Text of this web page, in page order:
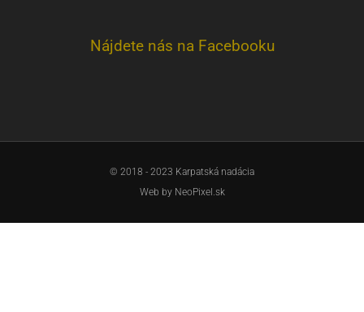
Nájdete nás na Facebooku
© 2018 - 2023 Karpatská nadácia
Web by NeoPixel.sk